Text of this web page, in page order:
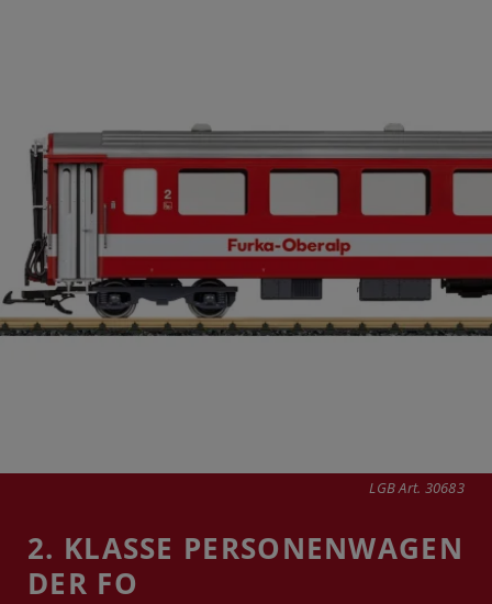
LGB Art. 30683
2. KLASSE PERSONENWAGEN
DER FO